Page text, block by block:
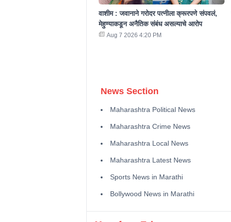
वाशीम : जवानाने गरोदर पत्नीला क्रूरपणे संपवलं,
मेहुण्याकडून अनैतिक संबंध असल्याचे आरोप
Aug 7 2026 4:20 PM
News Section
Maharashtra Political News
Maharashtra Crime News
Maharashtra Local News
Maharashtra Latest News
Sports News in Marathi
Bollywood News in Marathi